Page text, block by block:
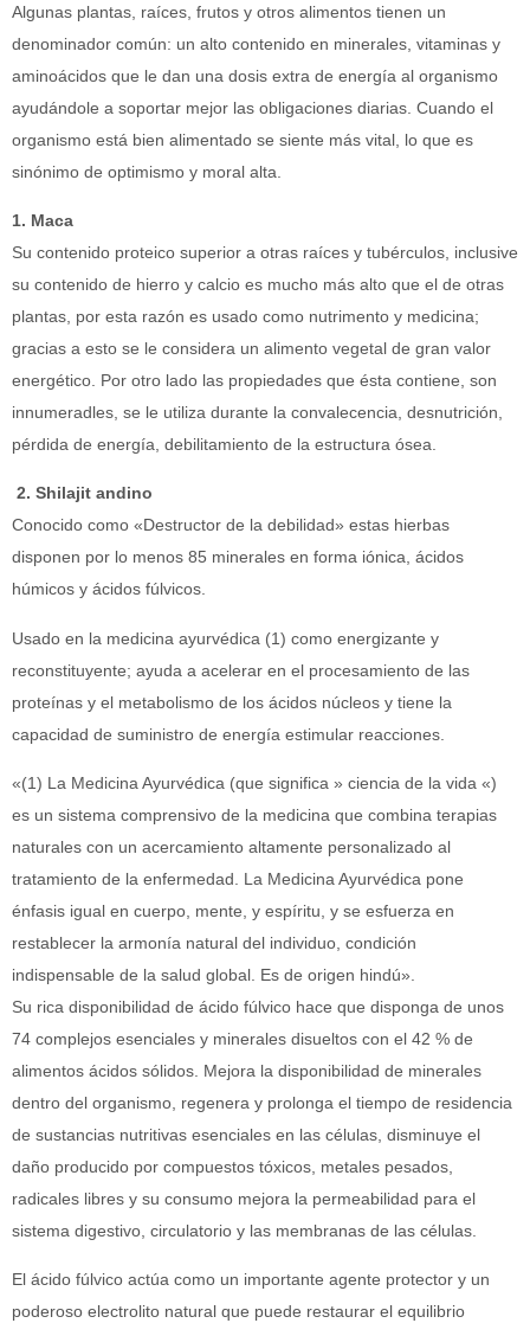
Algunas plantas, raíces, frutos y otros alimentos tienen un
denominador común: un alto contenido en minerales, vitaminas y
aminoácidos que le dan una dosis extra de energía al organismo
ayudándole a soportar mejor las obligaciones diarias. Cuando el
organismo está bien alimentado se siente más vital, lo que es
sinónimo de optimismo y moral alta.
1. Maca
Su contenido proteico superior a otras raíces y tubérculos, inclusive
su contenido de hierro y calcio es mucho más alto que el de otras
plantas, por esta razón es usado como nutrimento y medicina;
gracias a esto se le considera un alimento vegetal de gran valor
energético. Por otro lado las propiedades que ésta contiene, son
innumeradles, se le utiliza durante la convalecencia, desnutrición,
pérdida de energía, debilitamiento de la estructura ósea.
2. Shilajit andino
Conocido como «Destructor de la debilidad» estas hierbas
disponen por lo menos 85 minerales en forma iónica, ácidos
húmicos y ácidos fúlvicos.
Usado en la medicina ayurvédica (1) como energizante y
reconstituyente; ayuda a acelerar en el procesamiento de las
proteínas y el metabolismo de los ácidos núcleos y tiene la
capacidad de suministro de energía estimular reacciones.
«(1) La Medicina Ayurvédica (que significa » ciencia de la vida «)
es un sistema comprensivo de la medicina que combina terapias
naturales con un acercamiento altamente personalizado al
tratamiento de la enfermedad. La Medicina Ayurvédica pone
énfasis igual en cuerpo, mente, y espíritu, y se esfuerza en
restablecer la armonía natural del individuo, condición
indispensable de la salud global. Es de origen hindú».
Su rica disponibilidad de ácido fúlvico hace que disponga de unos
74 complejos esenciales y minerales disueltos con el 42 % de
alimentos ácidos sólidos. Mejora la disponibilidad de minerales
dentro del organismo, regenera y prolonga el tiempo de residencia
de sustancias nutritivas esenciales en las células, disminuye el
daño producido por compuestos tóxicos, metales pesados,
radicales libres y su consumo mejora la permeabilidad para el
sistema digestivo, circulatorio y las membranas de las células.
El ácido fúlvico actúa como un importante agente protector y un
poderoso electrolito natural que puede restaurar el equilibrio